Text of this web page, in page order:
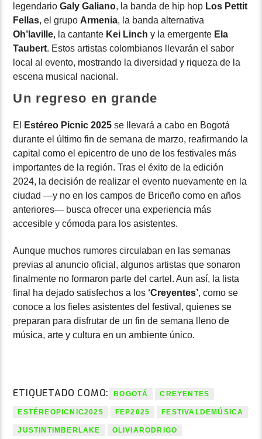
legendarioGaly Galiano, la banda de hip hop Los Pettit
Fellas, el grupo Armenia, la banda alternativa
Oh’laville, la cantante Kei Linch y la emergente Ela
Taubert. Estos artistas colombianos llevarán el sabor
local al evento, mostrando la diversidad y riqueza de la
escena musical nacional.
Un regreso en grande
El Estéreo Picnic 2025 se llevará a cabo en Bogotá
durante el último fin de semana de marzo, reafirmando la
capital como el epicentro de uno de los festivales más
importantes de la región. Tras el éxito de la edición
2024, la decisión de realizar el evento nuevamente en la
ciudad —y no en los campos de Briceño como en años
anteriores— busca ofrecer una experiencia más
accesible y cómoda para los asistentes.
Aunque muchos rumores circulaban en las semanas
previas al anuncio oficial, algunos artistas que sonaron
finalmente no formaron parte del cartel. Aun así, la lista
final ha dejado satisfechos a los ‘Creyentes’, como se
conoce a los fieles asistentes del festival, quienes se
preparan para disfrutar de un fin de semana lleno de
música, arte y cultura en un ambiente único.
ETIQUETADO COMO: BOGOTÁ CREYENTES
ESTÉREOPICNIC2025 FEP2025 FESTIVALDEMÚSICA
JUSTINTIMBERLAKE OLIVIARODRIGO